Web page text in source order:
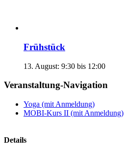
Frühstück
13. August: 9:30 bis 12:00
Veranstaltung-Navigation
Yoga (mit Anmeldung)
MOBI-Kurs II (mit Anmeldung)
Details